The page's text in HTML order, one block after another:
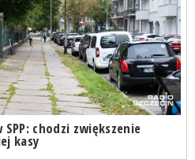
chodzi zwiększenie
kasy